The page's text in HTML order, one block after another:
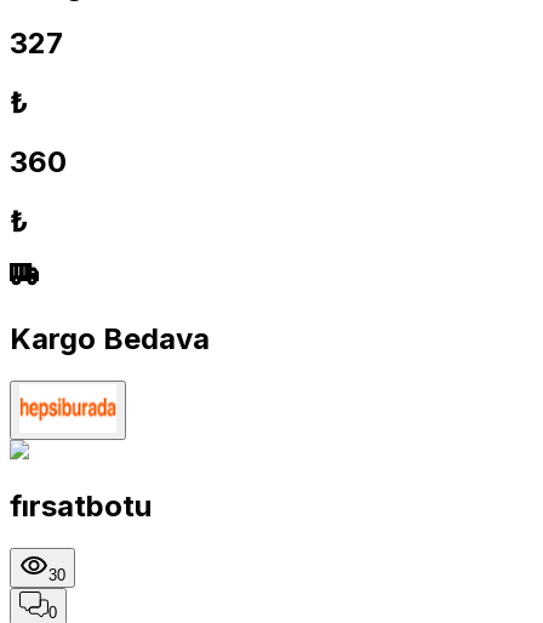
327
₺
360
₺
Kargo Bedava
fırsatbotu
30
0